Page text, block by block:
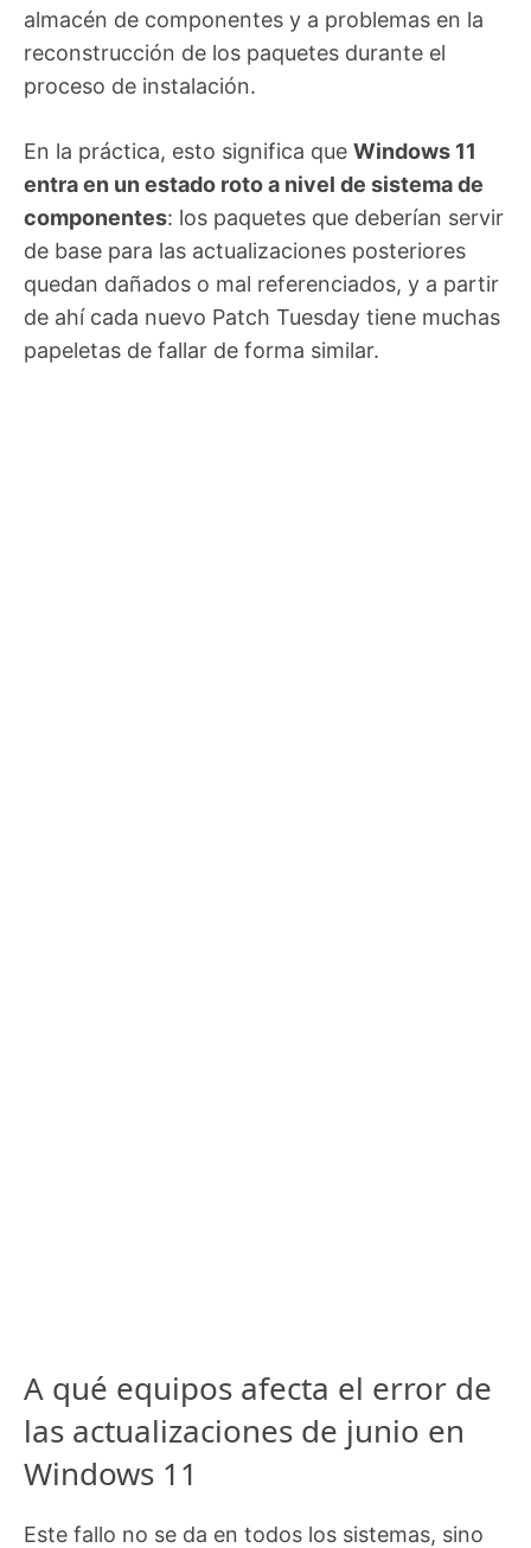
almacén de componentes y a problemas en la
reconstrucción de los paquetes durante el
proceso de instalación.
En la práctica, esto significa que Windows 11
entra en un estado roto a nivel de sistema de
componentes: los paquetes que deberían servir
de base para las actualizaciones posteriores
quedan dañados o mal referenciados, y a partir
de ahí cada nuevo Patch Tuesday tiene muchas
papeletas de fallar de forma similar.
A qué equipos afecta el error de
las actualizaciones de junio en
Windows 11
Este fallo no se da en todos los sistemas, sino